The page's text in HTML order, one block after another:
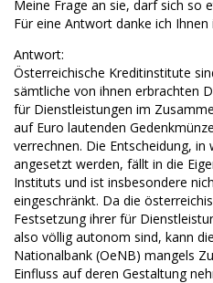
Meine Frage an sie, darf sich so
Für eine Antwort danke ich Ihnen
Antwort:
Österreichische Kreditinstitute
sämtliche von ihnen erbrachten
für Dienstleistungen im
auf Euro lautenden
verrechnen. Die Entscheidung,
angesetzt werden, fällt in die
Instituts und ist insbesondere
eingeschränkt. Da die
Festsetzung ihrer für
also völlig autonom sind, kann
Nationalbank (OeNB) mangels
Einfluss auf deren Gestaltung